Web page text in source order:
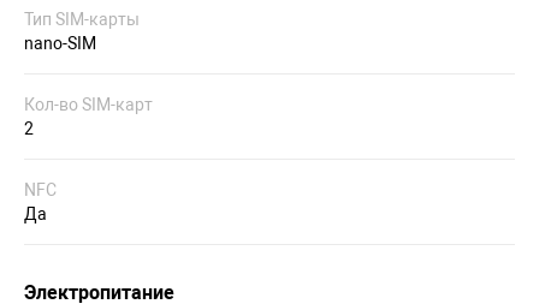
Тип SIM-карты
nano-SIM
Кол-во SIM-карт
2
NFC
Да
Электропитание